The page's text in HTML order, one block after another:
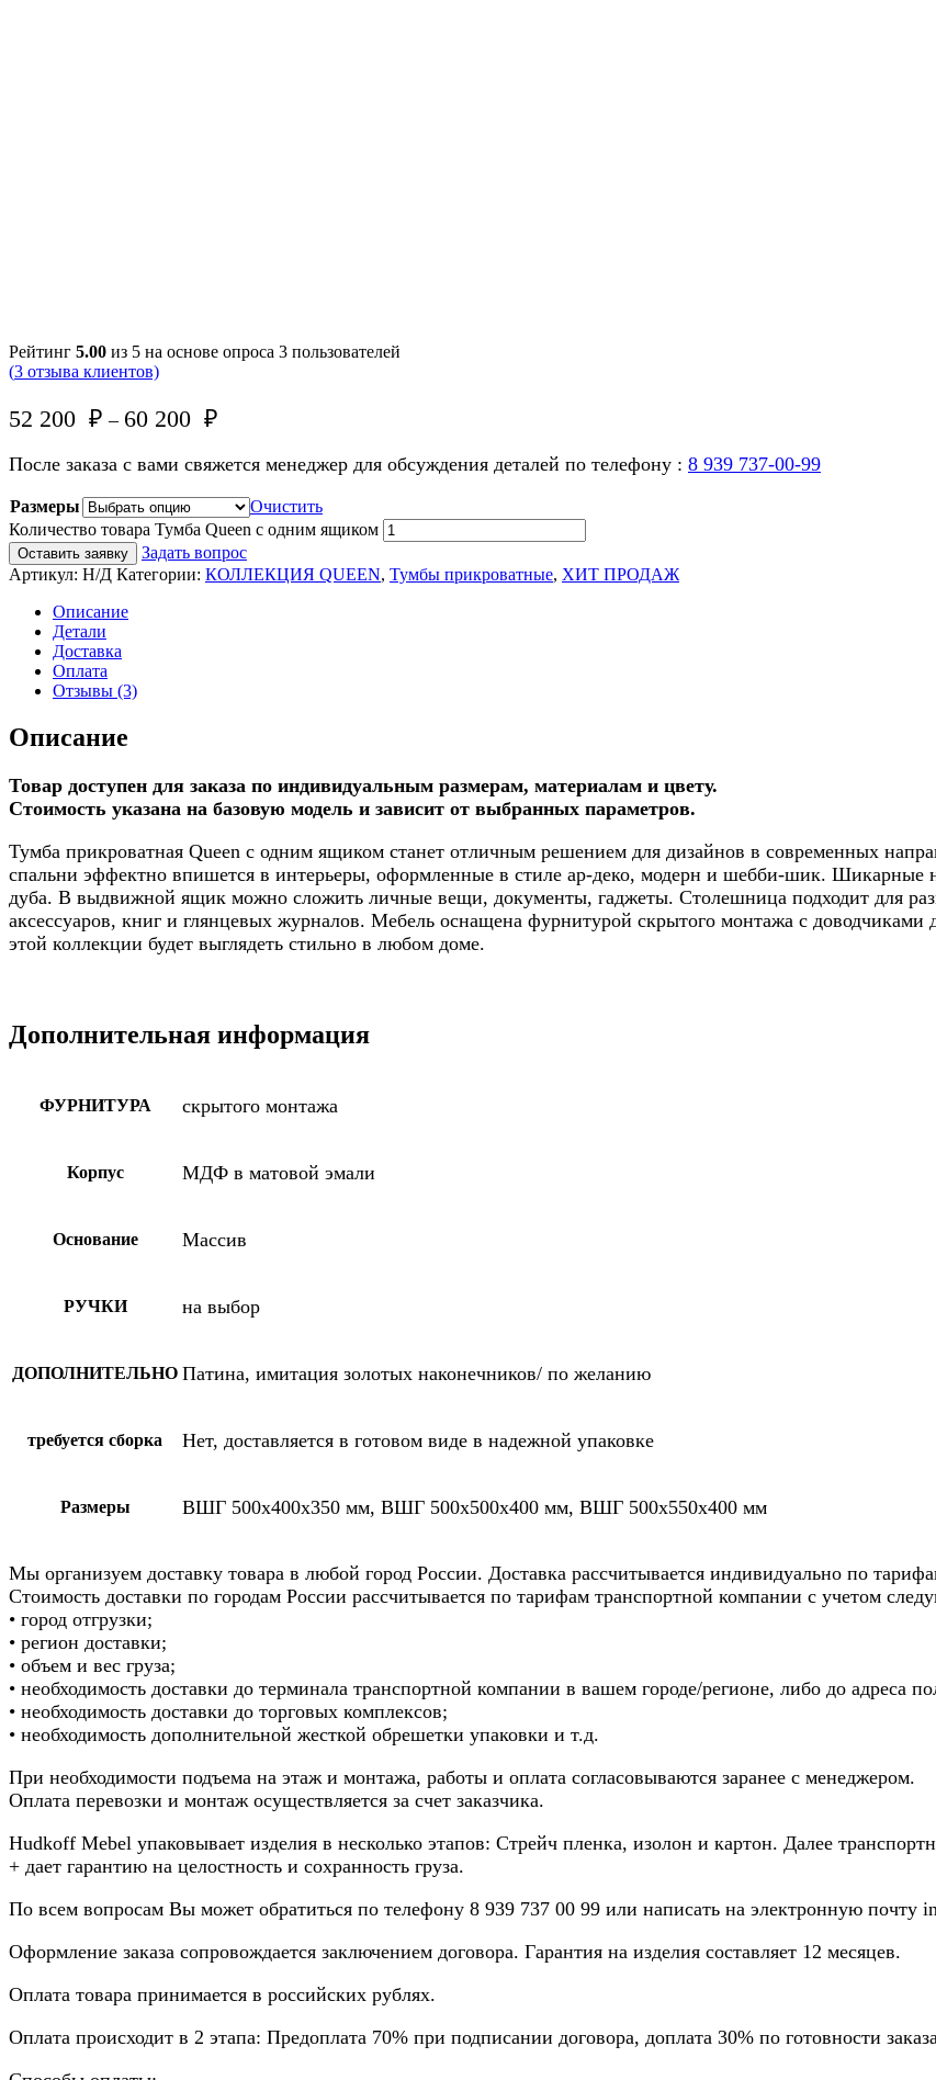
Рейтинг 5.00 из 5 на основе опроса 3 пользователей
(3 отзыва клиентов)
52 200 ₽ – 60 200 ₽
После заказа с вами свяжется менеджер для обсуждения деталей по телефону : 8 939 737-00-99
Размеры
Очистить
Количество товара Тумба Queen с одним ящиком
Оставить заявку
Задать вопрос
Артикул: Н/Д Категории: КОЛЛЕКЦИЯ QUEEN, Тумбы прикроватные, ХИТ ПРОДАЖ
Описание
Детали
Доставка
Оплата
Отзывы (3)
Описание
Товар доступен для заказа по индивидуальным размерам, материалам и цвету.
Стоимость указана на базовую модель и зависит от выбранных параметров.
Тумба прикроватная Queen с одним ящиком станет отличным решением для дизайнов в современных
спальни эффектно впишется в интерьеры, оформленные в стиле ар-деко, модерн и шебби-шик. Шикарные
дуба. В выдвижной ящик можно сложить личные вещи, документы, гаджеты. Столешница подходит для
аксессуаров, книг и глянцевых журналов. Мебель оснащена фурнитурой скрытого монтажа с
этой коллекции будет выглядеть стильно в любом доме.
Дополнительная информация
ФУРНИТУРА скрытого монтажа
Корпус МДФ в матовой эмали
Основание Массив
РУЧКИ на выбор
ДОПОЛНИТЕЛЬНО Патина, имитация золотых наконечников/ по желанию
требуется сборка Нет, доставляется в готовом виде в надежной упаковке
Размеры ВШГ 500х400х350 мм, ВШГ 500х500х400 мм, ВШГ 500х550х400 мм
Мы организуем доставку товара в любой город России. Доставка рассчитывается индивидуально по
Стоимость доставки по городам России рассчитывается по тарифам транспортной компании с учетом
• город отгрузки;
• регион доставки;
• объем и вес груза;
• необходимость доставки до терминала транспортной компании в вашем городе/регионе, либо до адреса
• необходимость доставки до торговых комплексов;
• необходимость дополнительной жесткой обрешетки упаковки и т.д.
При необходимости подъема на этаж и монтажа, работы и оплата согласовываются заранее с менеджером.
Оплата перевозки и монтаж осуществляется за счет заказчика.
Hudkoff Mebel упаковывает изделия в несколько этапов: Стрейч пленка, изолон и картон. Далее
+ дает гарантию на целостность и сохранность груза.
По всем вопросам Вы может обратиться по телефону 8 939 737 00 99 или написать на электронную почту
Оформление заказа сопровождается заключением договора. Гарантия на изделия составляет 12 месяцев.
Оплата товара принимается в российских рублях.
Оплата происходит в 2 этапа: Предоплата 70% при подписании договора, доплата 30% по готовности